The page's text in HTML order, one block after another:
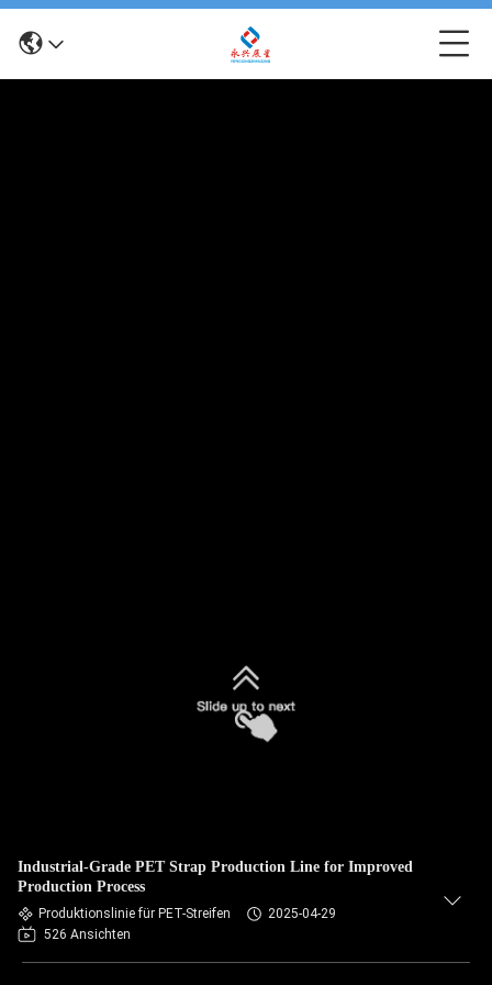
Industrial-Grade PET Strap Production Line for Improved
Production Process
Produktionslinie für PET-Streifen
2025-04-29
526 Ansichten